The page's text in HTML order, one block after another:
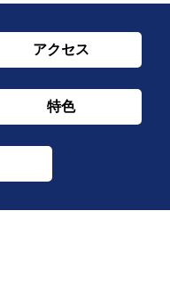
アクセス
特色